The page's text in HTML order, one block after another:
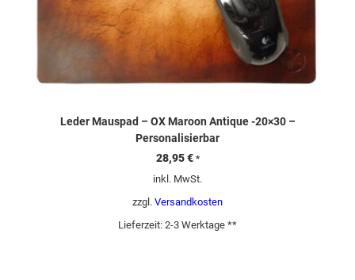
Leder Mauspad – OX Maroon Antique -20×30 –
Personalisierbar
28,95€ *
inkl. MwSt.
zzgl. Versandkosten
Lieferzeit: 2-3 Werktage **